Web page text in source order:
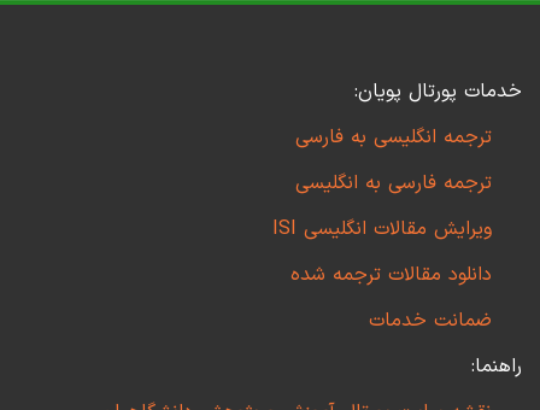
خدمات پورتال پویان:
ترجمه انگلیسی به فارسی
ترجمه فارسی به انگلیسی
ویرایش مقالات انگلیسی ISI
دانلود مقالات ترجمه شده
ضمانت خدمات
راهنما: